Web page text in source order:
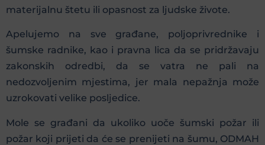
materijalnu štetu ili opasnost za ljudske živote.
Apelujemo na sve građane, poljoprivrednike i
šumske radnike, kao i pravna lica da se pridržavaju
zakonskih odredbi, da se vatra ne pali na
nedozvoljenim mjestima, jer mala nepažnja može
uzrokovati velike posljedice.
Mole se građani da ukoliko uoče šumski požar ili
požar koji prijeti da će se prenijeti na šumu, ODMAH